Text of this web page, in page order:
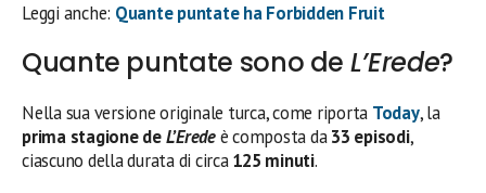
Leggi anche: Quante puntate ha Forbidden Fruit
Quante puntate sono de L’Erede?
Nella sua versione originale turca, come riporta Today, la
prima stagione deL’Eredeè composta da33 episodi,
ciascuno della durata di circa125 minuti.